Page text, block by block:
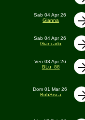
Sab 04 Apr 26
Gianna
Sab 04 Apr 26
Giancarlo
Ven 03 Apr 26
BLu_88
Dom 01 Mar 26
BobSisca